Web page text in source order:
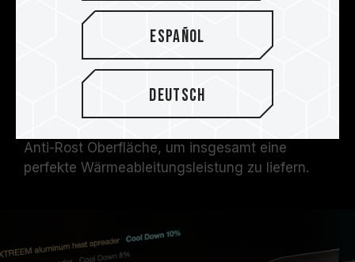
dicke Aluminiumlegierung als Heatspreader, um
die Qualität und Wärmekapazität zu erhöhen.
Das Produkt verfügt außerdem über ein
Wärmeleit-Pad mit hoher
Temperaturleitfähigkeit, um die PMIC-
Wärmeableitungseffekte zu verstärken,
Anti-Rost Oberfläche, um insgesamt eine
perfekte Wärmeableitungsleistung zu liefern.
Español
Deutsch